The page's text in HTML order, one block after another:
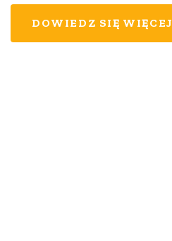
DOWIEDZ SIĘ WIĘCEJ